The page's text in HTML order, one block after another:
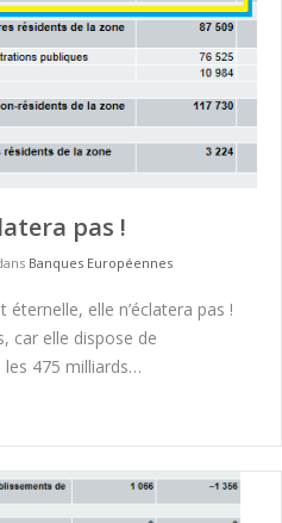
pas !
Banques Européennes
éternelle, elle n’éclatera pas !
car elle dispose de
les 475 milliards…